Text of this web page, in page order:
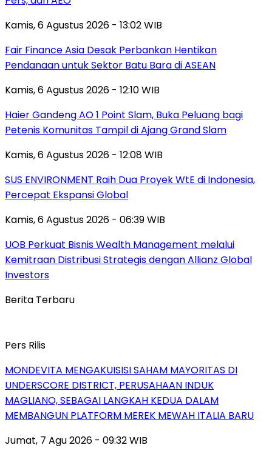
Kamis, 6 Agustus 2026 - 13:02 WIB
Fair Finance Asia Desak Perbankan Hentikan
Pendanaan untuk Sektor Batu Bara di ASEAN
Kamis, 6 Agustus 2026 - 12:10 WIB
Haier Gandeng AO 1 Point Slam, Buka Peluang bagi
Petenis Komunitas Tampil di Ajang Grand Slam
Kamis, 6 Agustus 2026 - 12:08 WIB
SUS ENVIRONMENT Raih Dua Proyek WtE di Indonesia,
Percepat Ekspansi Global
Kamis, 6 Agustus 2026 - 06:39 WIB
UOB Perkuat Bisnis Wealth Management melalui
Kemitraan Distribusi Strategis dengan Allianz Global
Investors
Berita Terbaru
Pers Rilis
MONDEVITA MENGAKUISISI SAHAM MAYORITAS DI
UNDERSCORE DISTRICT, PERUSAHAAN INDUK
MAGLIANO, SEBAGAI LANGKAH KEDUA DALAM
MEMBANGUN PLATFORM MEREK MEWAH ITALIA BARU
Jumat, 7 Agu 2026 - 09:32 WIB